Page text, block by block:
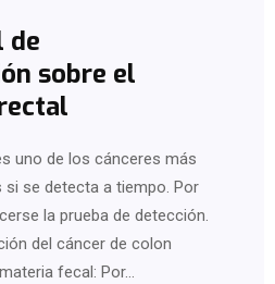
de
sobre el
uno de los cánceres más
si se detecta a tiempo. Por
la prueba de detección.
del cáncer de colon
fecal: Por…